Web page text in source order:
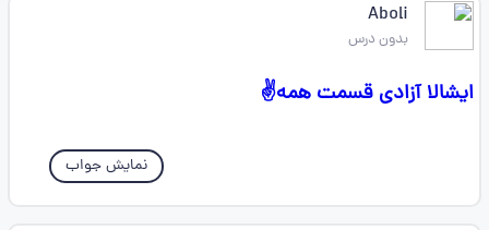
Aboli
بدون درس
ایشالا آزادی قسمت همه✌️
نمایش جواب